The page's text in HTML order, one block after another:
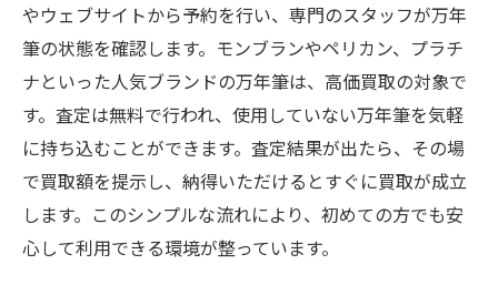
やウェブサイトから予約を行い、専門のスタッフが万年
筆の状態を確認します。モンブランやペリカン、プラチ
ナといった人気ブランドの万年筆は、高価買取の対象で
す。査定は無料で行われ、使用していない万年筆を気軽
に持ち込むことができます。査定結果が出たら、その場
で買取額を提示し、納得いただけるとすぐに買取が成立
します。このシンプルな流れにより、初めての方でも安
心して利用できる環境が整っています。